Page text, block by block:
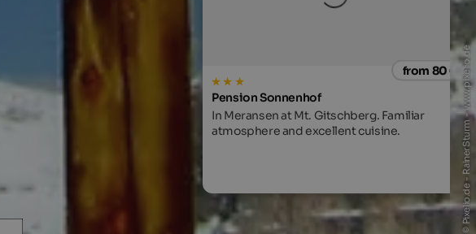
from 80 €
Pension Sonnenhof
In Meransen at Mt. Gitschberg. Familiar
atmosphere and excellent cuisine.
© Pixelio.de - RainerSturm - www.pixelio.de